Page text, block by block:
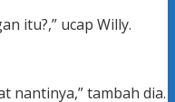
itu?,” ucap Willy.
nantinya,” tambah dia.